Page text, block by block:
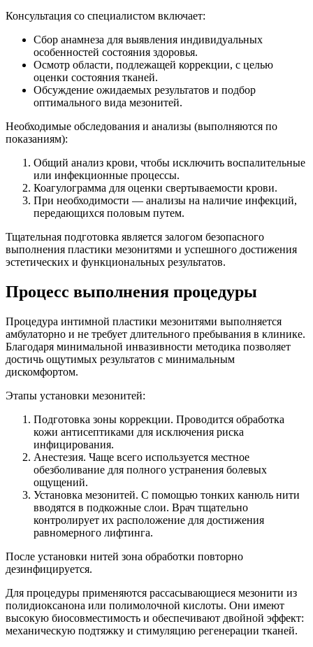
Консультация со специалистом включает:
Сбор анамнеза для выявления индивидуальных
особенностей состояния здоровья.
Осмотр области, подлежащей коррекции, с целью
оценки состояния тканей.
Обсуждение ожидаемых результатов и подбор
оптимального вида мезонитей.
Необходимые обследования и анализы (выполняются по
показаниям):
Общий анализ крови, чтобы исключить воспалительные
или инфекционные процессы.
Коагулограмма для оценки свертываемости крови.
При необходимости — анализы на наличие инфекций,
передающихся половым путем.
Тщательная подготовка является залогом безопасного
выполнения пластики мезонитями и успешного достижения
эстетических и функциональных результатов.
Процесс выполнения процедуры
Процедура интимной пластики мезонитями выполняется
амбулаторно и не требует длительного пребывания в клинике.
Благодаря минимальной инвазивности методика позволяет
достичь ощутимых результатов с минимальным
дискомфортом.
Этапы установки мезонитей:
Подготовка зоны коррекции. Проводится обработка
кожи антисептиками для исключения риска
инфицирования.
Анестезия. Чаще всего используется местное
обезболивание для полного устранения болевых
ощущений.
Установка мезонитей. С помощью тонких канюль нити
вводятся в подкожные слои. Врач тщательно
контролирует их расположение для достижения
равномерного лифтинга.
После установки нитей зона обработки повторно
дезинфицируется.
Для процедуры применяются рассасывающиеся мезонити из
полидиоксанона или полимолочной кислоты. Они имеют
высокую биосовместимость и обеспечивают двойной эффект:
механическую подтяжку и стимуляцию регенерации тканей.